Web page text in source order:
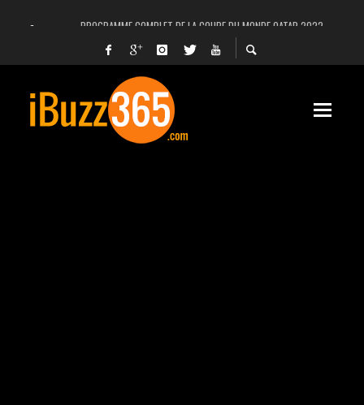
PROGRAMME COMPLET DE LA COUPE DU MONDE QATAR 2022
FACEBOOK, INSTAGRAM ET WHATSAPP HORS SERVICE! EST-CE UNE CYBER-
UNE VIDÉO 4K MONTRE LA PLANÈTE MARS EN ULTRA-HAUTE DÉFINITION
LANCEMENT DU PREMIER VOL HABITÉ DE SPACEX
DÉCÈS DE L’EX-PRÉSIDENT ZINE EL ABIDINE BEN ALI, SERA-T-IL ENTERRÉ EN